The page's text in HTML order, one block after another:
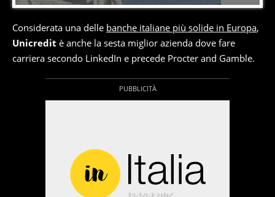
Considerata una delle banche italiane più solide in Europa,
Unicredit è anche la sesta miglior azienda dove fare
carriera secondo LinkedIn e precede Procter and Gamble.